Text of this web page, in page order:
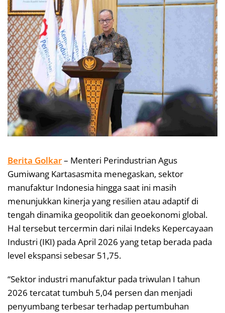
Berita Golkar– Menteri Perindustrian Agus
Gumiwang Kartasasmita menegaskan, sektor
manufaktur Indonesia hingga saat ini masih
menunjukkan kinerja yang resilien atau adaptif di
tengah dinamika geopolitik dan geoekonomi global.
Hal tersebut tercermin dari nilai Indeks Kepercayaan
Industri (IKI) pada April 2026 yang tetap berada pada
level ekspansi sebesar 51,75.
“Sektor industri manufaktur pada triwulan I tahun
2026 tercatat tumbuh 5,04 persen dan menjadi
penyumbang terbesar terhadap pertumbuhan